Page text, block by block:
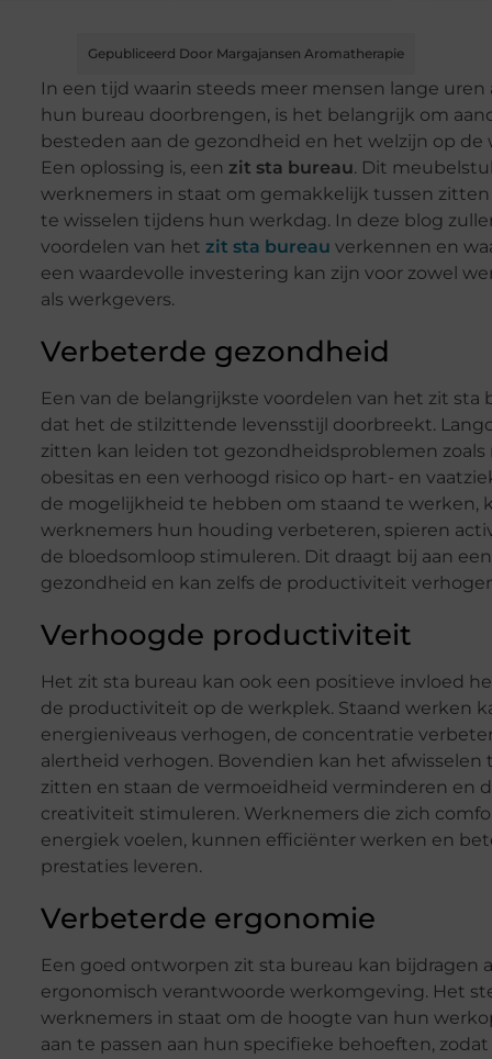
Gepubliceerd Door Margajansen Aromatherapie
In een tijd waarin steeds meer mensen lange uren
hun bureau doorbrengen, is het belangrijk om
besteden aan de gezondheid en het welzijn op de
Een oplossing is, een zit sta bureau. Dit
werknemers in staat om gemakkelijk tussen zitten
te wisselen tijdens hun werkdag. In deze blog
voordelen van het zit sta bureau verkennen en
een waardevolle investering kan zijn voor zowel
als werkgevers.
Verbeterde gezondheid
Een van de belangrijkste voordelen van het zit sta
dat het de stilzittende levensstijl doorbreekt.
zitten kan leiden tot gezondheidsproblemen zoals
obesitas en een verhoogd risico op hart- en
de mogelijkheid te hebben om staand te werken,
werknemers hun houding verbeteren, spieren
de bloedsomloop stimuleren. Dit draagt bij aan
gezondheid en kan zelfs de productiviteit
Verhoogde productiviteit
Het zit sta bureau kan ook een positieve invloed
de productiviteit op de werkplek. Staand werken
energieniveaus verhogen, de concentratie
alertheid verhogen. Bovendien kan het afwisselen
zitten en staan de vermoeidheid verminderen en
creativiteit stimuleren. Werknemers die zich
energiek voelen, kunnen efficiënter werken en
prestaties leveren.
Verbeterde ergonomie
Een goed ontworpen zit sta bureau kan bijdragen
ergonomisch verantwoorde werkomgeving. Het
werknemers in staat om de hoogte van hun
aan te passen aan hun specifieke behoeften, zodat